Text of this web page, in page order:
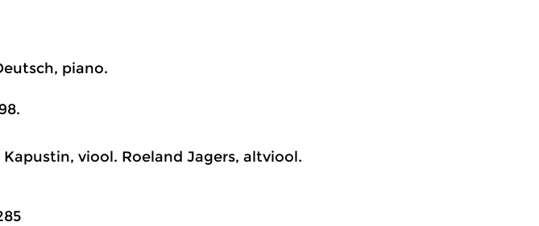
piano.
viool. Roeland Jagers, altviool.